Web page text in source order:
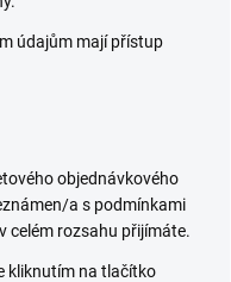
údajům mají přístup
objednávkového
a s podmínkami
celém rozsahu přijímáte.
kliknutím na tlačítko